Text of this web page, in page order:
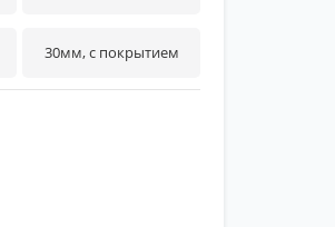
30мм, с покрытием